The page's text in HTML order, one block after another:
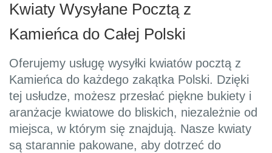
Kwiaty Wysyłane Pocztą z
Kamieńca do Całej Polski
Oferujemy usługę wysyłki kwiatów pocztą z
Kamieńca do każdego zakątka Polski. Dzięki
tej usłudze, możesz przesłać piękne bukiety i
aranżacje kwiatowe do bliskich, niezależnie od
miejsca, w którym się znajdują. Nasze kwiaty
są starannie pakowane, aby dotrzeć do